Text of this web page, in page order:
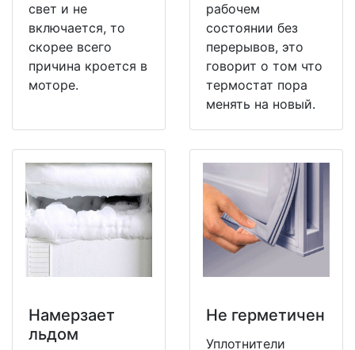
свет и не
включается, то
скорее всего
причина кроется в
моторе.
рабочем
состоянии без
перерывов, это
говорит о том что
термостат пора
менять на новый.
Намерзает
льдом
Не герметичен
Уплотнители